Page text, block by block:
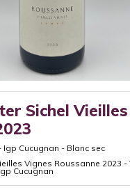
Sichel
Igp Cucugnan - Blanc sec
Vignes Roussanne 2023 -
Cucugnan